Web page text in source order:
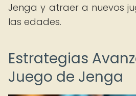
Jenga y atraer a nuevos
las edades.
Estrategias
Juego de Jenga